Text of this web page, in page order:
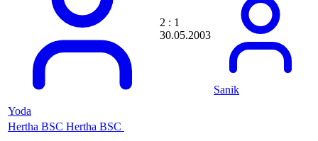
Borsch
Borussenfan
BorussenLars
Boudratel
bougi
BoZzPlAyA
BRANDYWINE0
Yoda
2 : 1
30.05.2003
Sanik
Hertha BSC Hertha BSC